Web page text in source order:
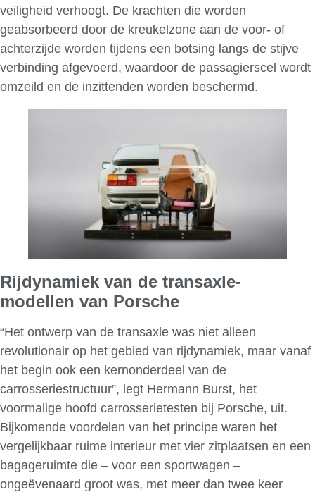
veiligheid verhoogt. De krachten die worden
geabsorbeerd door de kreukelzone aan de voor- of
achterzijde worden tijdens een botsing langs de stijve
verbinding afgevoerd, waardoor de passagierscel wordt
omzeild en de inzittenden worden beschermd.
Rijdynamiek van de transaxle-
modellen van Porsche
“Het ontwerp van de transaxle was niet alleen
revolutionair op het gebied van rijdynamiek, maar vanaf
het begin ook een kernonderdeel van de
carrosseriestructuur”, legt Hermann Burst, het
voormalige hoofd carrosserietesten bij Porsche, uit.
Bijkomende voordelen van het principe waren het
vergelijkbaar ruime interieur met vier zitplaatsen en een
bagageruimte die – voor een sportwagen –
ongeëvenaard groot was, met meer dan twee keer